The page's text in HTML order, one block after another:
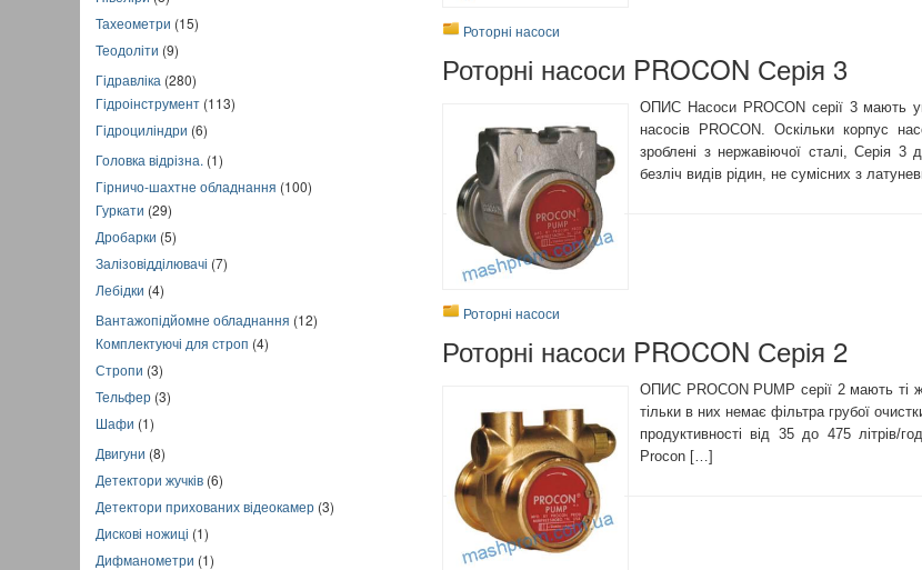
Тахеометри (15)
Теодоліти (9)
Гідравліка (280)
Гідроінструмент (113)
Гідроциліндри (6)
Головка відрізна. (1)
Гірничо-шахтне обладнання (100)
Гуркати (29)
Дробарки (5)
Залізовідділювачі (7)
Лебідки (4)
Вантажопідйомне обладнання (12)
Комплектуючі для строп (4)
Стропи (3)
Тельфер (3)
Шафи (1)
Двигуни (8)
Детектори жучків (6)
Детектори прихованих відеокамер (3)
Дискові ножиці (1)
Дифманометри (1)
Роторні насоси
Роторні насоси PROCON Серія 3
ОПИС Насоси PROCON серії 3 мають
насосів PROCON. Оскільки корпус
зроблені з нержавіючої сталі, Серія
безліч видів рідин, не сумісних з
Роторні насоси
Роторні насоси PROCON Серія 2
ОПИС PROCON PUMP серії 2 мають ті ж
тільки в них немає фільтра грубої
продуктивності від 35 до 475 літрів/
Procon […]